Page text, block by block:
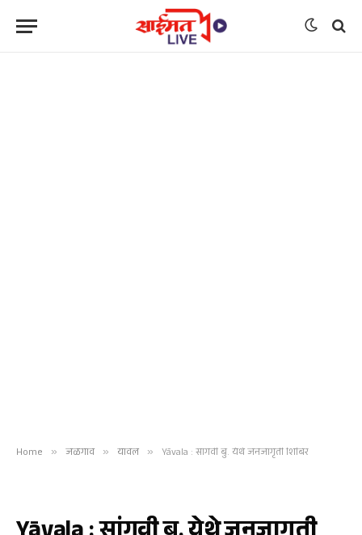
Home » जळगाव » यावल » Yāvala : सांगवी बु. येथे जनजागृती शिबिर